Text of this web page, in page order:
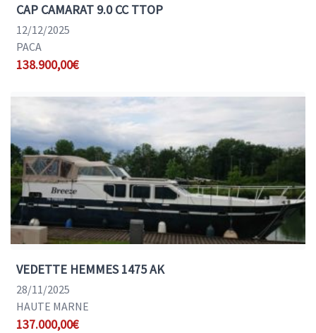
CAP CAMARAT 9.0 CC TTOP
12/12/2025
PACA
138.900,00€
VEDETTE HEMMES 1475 AK
28/11/2025
HAUTE MARNE
137.000,00€